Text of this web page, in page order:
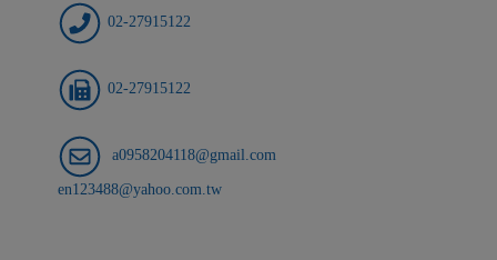
02-27915122
02-27915122
a0958204118@gmail.com
en123488@yahoo.com.tw